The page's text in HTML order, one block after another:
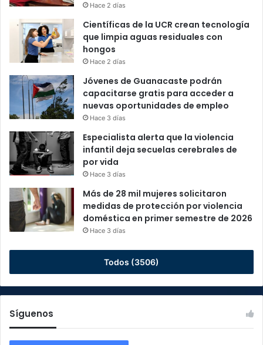
Hace 2 días
Científicas de la UCR crean tecnología
que limpia aguas residuales con
hongos
Hace 2 días
Jóvenes de Guanacaste podrán
capacitarse gratis para acceder a
nuevas oportunidades de empleo
Hace 3 días
Especialista alerta que la violencia
infantil deja secuelas cerebrales de
por vida
Hace 3 días
Más de 28 mil mujeres solicitaron
medidas de protección por violencia
doméstica en primer semestre de 2026
Hace 3 días
Todos (3506)
Síguenos